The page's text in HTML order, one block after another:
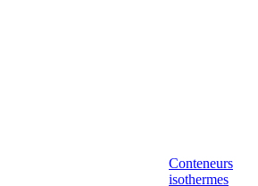
Conteneurs
isothermes